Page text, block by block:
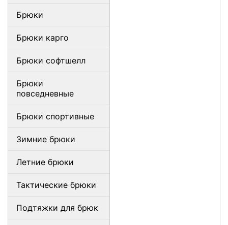
Брюки
Брюки карго
Брюки софтшелл
Брюки
повседневные
Брюки спортивные
Зимние брюки
Летние брюки
Тактические брюки
Подтяжки для брюк